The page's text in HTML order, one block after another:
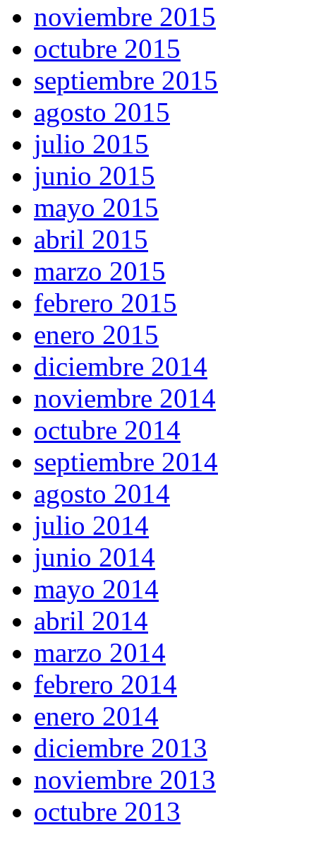
noviembre 2015
octubre 2015
septiembre 2015
agosto 2015
julio 2015
junio 2015
mayo 2015
abril 2015
marzo 2015
febrero 2015
enero 2015
diciembre 2014
noviembre 2014
octubre 2014
septiembre 2014
agosto 2014
julio 2014
junio 2014
mayo 2014
abril 2014
marzo 2014
febrero 2014
enero 2014
diciembre 2013
noviembre 2013
octubre 2013